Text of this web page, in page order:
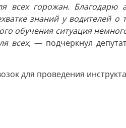
всех горожан.
знаний у водителей о
обучения ситуация
всех, — подчеркнул
для проведения